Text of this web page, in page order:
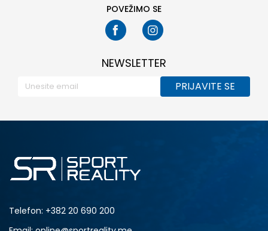
POVEŽIMO SE
NEWSLETTER
PRIJAVITE SE
Telefon: +382 20 690 200